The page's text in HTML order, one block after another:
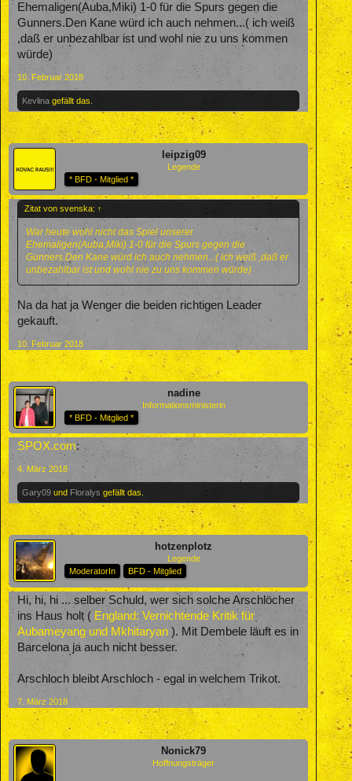
Ehemaligen(Auba,Miki) 1-0 für die Spurs gegen die
Gunners.Den Kane würd ich auch nehmen...( ich weiß
,daß er unbezahlbar ist und wohl nie zu uns kommen
würde)
10. Februar 2018
Kevlina gefällt das.
leipzig09
Legende
* BFD - Mitglied *
Zitat von svenska: ↑
War heute wohl nicht das Spiel unserer
Ehemaligen(Auba,Miki) 1-0 für die Spurs gegen die
Gunners.Den Kane würd ich auch nehmen...( ich weiß ,daß er
unbezahlbar ist und wohl nie zu uns kommen würde)
Na da hat ja Wenger die beiden richtigen Leader
gekauft.
10. Februar 2018
nadine
Informationsministerin
* BFD - Mitglied *
SPOX.com:
4. März 2018
Gary09 und Floralys gefällt das.
hotzenplotz
Legende
ModeratorIn
BFD - Mitglied
Hi, hi, hi ... selber Schuld, wer sich solche Arschlöcher
ins Haus holt ( England: Vernichtende Kritik für
Aubameyang und Mkhitaryan ). Mit Dembele läuft es in
Barcelona ja auch nicht besser.
Arschloch bleibt Arschloch - egal in welchem Trikot.
7. März 2018
Nonick79
Hoffnungsträger